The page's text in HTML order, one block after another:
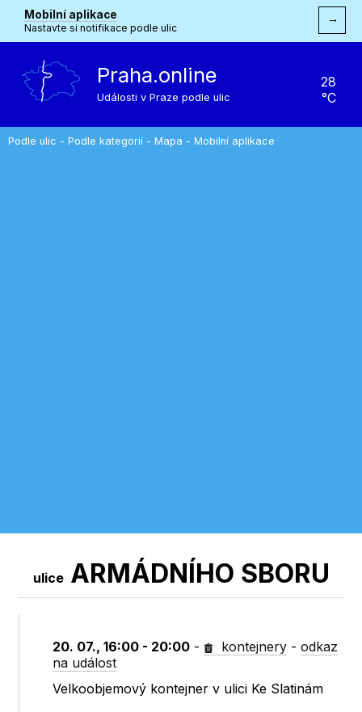
Mobilní aplikace
Nastavte si notifikace podle ulic
→
Praha.online
Události v Praze podle ulic
28
°C
Podle ulic - Podle kategorií - Mapa - Mobilní aplikace
uliceARMÁDNÍHO SBORU
20. 07., 16:00 - 20:00 - kontejnery -odkaz
na událost
Velkoobjemový kontejner v ulici Ke Slatinám